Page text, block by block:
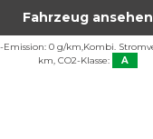
Fahrzeug ansehen
0 g/km,Kombi.
km, CO2-Klasse: A